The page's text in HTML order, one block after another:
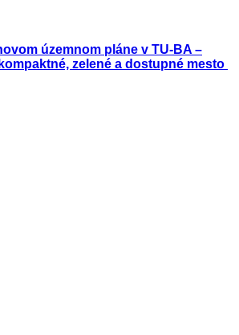
územnom pláne v TU-BA –
zelené a dostupné mesto